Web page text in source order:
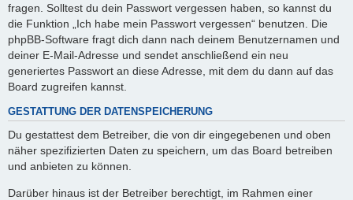
fragen. Solltest du dein Passwort vergessen haben, so kannst du
die Funktion „Ich habe mein Passwort vergessen“ benutzen. Die
phpBB-Software fragt dich dann nach deinem Benutzernamen und
deiner E-Mail-Adresse und sendet anschließend ein neu
generiertes Passwort an diese Adresse, mit dem du dann auf das
Board zugreifen kannst.
GESTATTUNG DER DATENSPEICHERUNG
Du gestattest dem Betreiber, die von dir eingegebenen und oben
näher spezifizierten Daten zu speichern, um das Board betreiben
und anbieten zu können.
Darüber hinaus ist der Betreiber berechtigt, im Rahmen einer